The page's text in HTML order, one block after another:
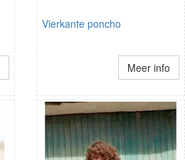
Vierkante poncho
Meer info